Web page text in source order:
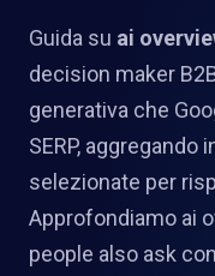
Guida su ai
decision maker
generativa che
SERP,
selezionate per
Approfondiamo ai
people also ask